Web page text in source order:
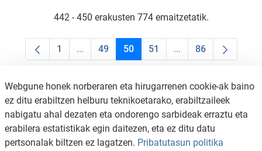
442 - 450 erakusten 774 emaitzetatik.
Orrialdea
1 ...Intermediate Pages Use TAB to navigate.
Orrialdea
49 Orrialdea
50 Orrialdea
51 ...Intermediate Pages
Orrialdea
86
Webgune honek norberaren eta hirugarrenen cookie-ak baino
ez ditu erabiltzen helburu teknikoetarako, erabiltzaileek
nabigatu ahal dezaten eta ondorengo sarbideak erraztu eta
erabilera estatistikak egin daitezen, eta ez ditu datu
pertsonalak biltzen ez lagatzen. Pribatutasun politika